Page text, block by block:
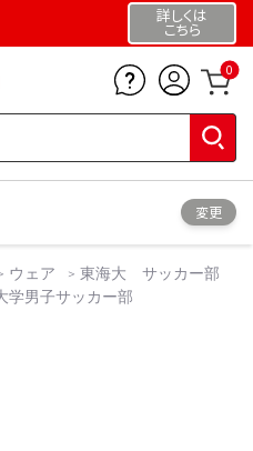
詳しくは
こちら
0
変更
ウェア
東海大 サッカー部
学男子サッカー部